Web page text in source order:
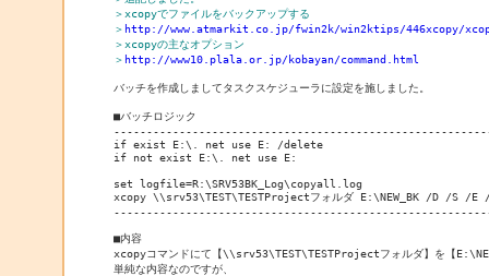
＞xcopyでファイルをバックアップする
＞ http://www.atmarkit.co.jp/fwin2k/win2ktips/446xcopy/
＞xcopyの主なオプション
＞ http://www10.plala.or.jp/kobayan/command.html
バッチを作成しましてタスクスケジューラに設定を施しました。
■バッチロジック
if exist E:\. net use E: /delete
if not exist E:\. net use E:
set logfile=R:\SRV53BK_Log\copyall.log
xcopy \\srv53\TEST\TESTProjectフォルダ E:\NEW_BK /D /S /
■内容
xcopyコマンドにて【\\srv53\TEST\TESTProjectフォルダ】を【
単純な内容なのですが、